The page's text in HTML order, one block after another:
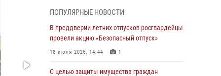
Дню Крещения Руси
28 июля 2026, 09:58 1
Росгвардейцы обеспечили правопорядок на
27 июля 2026, 09:41 2
ПОПУЛЯРНЫЕ НОВОСТИ
В преддверии летних отпусков росгвардейцы
провели акцию «Безопасный отпуск»
18 июля 2026, 14:44 1
С целью защиты имущества граждан